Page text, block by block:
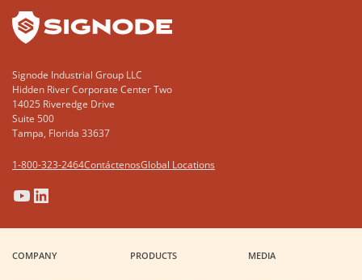
Signode Industrial Group LLC
Hidden River Corporate Center Two
14025 Riveredge Drive
Suite 500
Tampa, Florida 33637
1-800-323-2464ContáctenosGlobal Locations
(Opens
in
new
(Opens
in
new
(Opens
in
new
(Opens
in
new
COMPANY PRODUCTS MEDIA